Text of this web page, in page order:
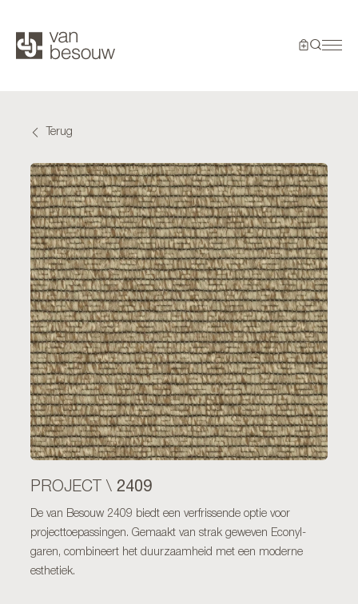
Terug
PROJECT \ 2409
De van Besouw 2409 biedt een verfrissende optie voor
projecttoepassingen. Gemaakt van strak geweven Econyl-
garen, combineert het duurzaamheid met een moderne
esthetiek.